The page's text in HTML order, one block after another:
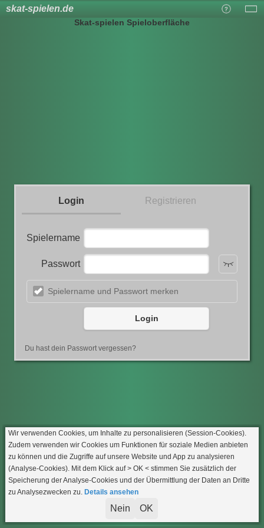
skat-spielen.de
Skat-spielen Spieloberfläche
Login Registrieren
Spielername
Passwort
Spielername und Passwort merken
Login
Du hast dein Passwort vergessen?
Wir verwenden Cookies, um Inhalte zu personalisieren (Session-Cookies).
Zudem verwenden wir Cookies um Funktionen für soziale Medien anbieten
zu können und die Zugriffe auf unsere Website und App zu analysieren
(Analyse-Cookies). Mit dem Klick auf> OK < stimmen Sie zusätzlich der
Speicherung der Analyse-Cookies und der Übermittlung der Daten an Dritte
zu Analysezwecken zu. Details ansehen
Nein OK